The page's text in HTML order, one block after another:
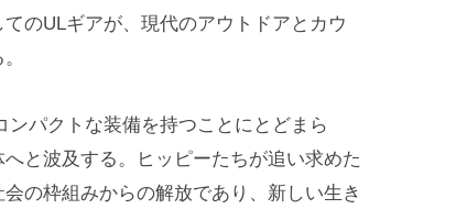
のULギアが、現代のアウトドアとカウ
パクトな装備を持つことにとどまら
と波及する。ヒッピーたちが追い求めた
の枠組みからの解放であり、新しい生き